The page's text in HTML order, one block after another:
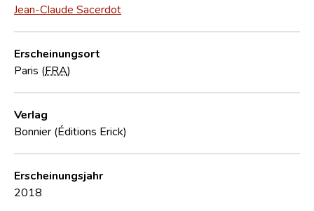
Kontakt
Jean-Claude Sacerdot
Erscheinungsort
Paris (FRA)
Verlag
Bonnier (Éditions Erick)
Erscheinungsjahr
2018